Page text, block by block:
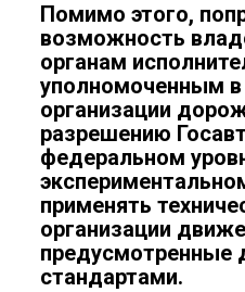
Помимо этого,
возможность
органам
уполномоченным в
организации
разрешению
федеральном
применять
организации
предусмотренные
стандартами.